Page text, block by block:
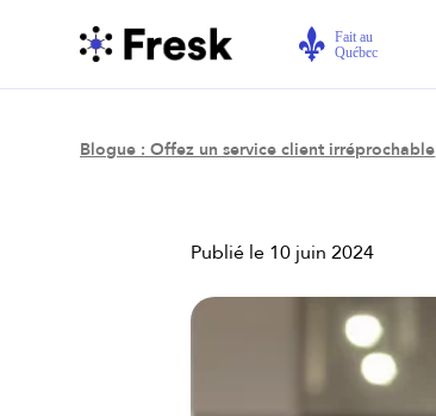
Blogue : Offez un service client irréprochable
Publié le 10 juin 2024